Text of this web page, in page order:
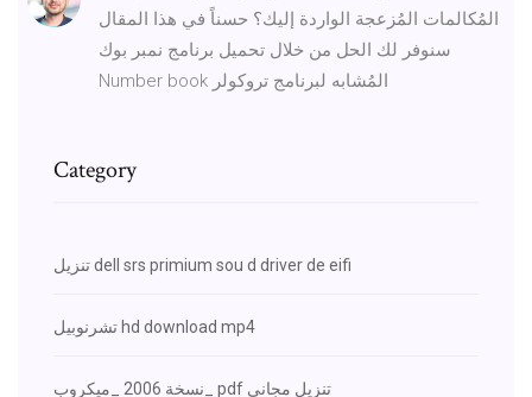
المُكالمات المُزعجة الواردة إليك؟ حسناً في هذا المقال
سنوفر لك الحل من خلال تحميل برنامج نمبر بوك
Number book المُشابه لبرنامج تروكولر
Category
تنزيل dell srs primium sou d driver de eifi
تشرنوبيل hd download mp4
نسخة 2006 _ميكروب_ pdf تنزيل مجاني